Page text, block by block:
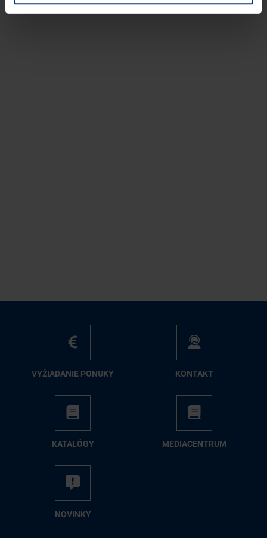
VY­ŽIA­DA­NIE PO­NU­KY KON­TAKT
KA­TA­LÓ­GY ME­DIA­CEN­TRUM
NO­VIN­KY